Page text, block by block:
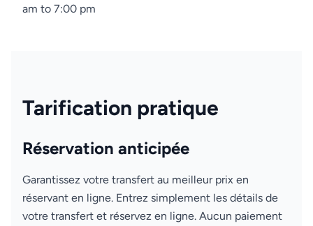
am to 7:00 pm
Tarification pratique
Réservation anticipée
Garantissez votre transfert au meilleur prix en
réservant en ligne. Entrez simplement les détails de
votre transfert et réservez en ligne. Aucun paiement